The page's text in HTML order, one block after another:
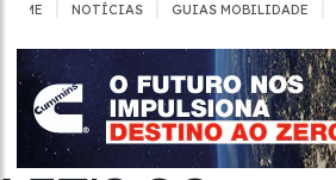
HOME NOTÍCIAS GUIAS MOBILIDADE